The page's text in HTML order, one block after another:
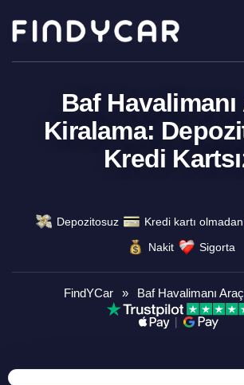
content
Baf
Kiralama:
Kredi
Depozitosuz Kredi kartı olmadan
Nakit
Sigorta
FindYCar » Baf Havalimanı